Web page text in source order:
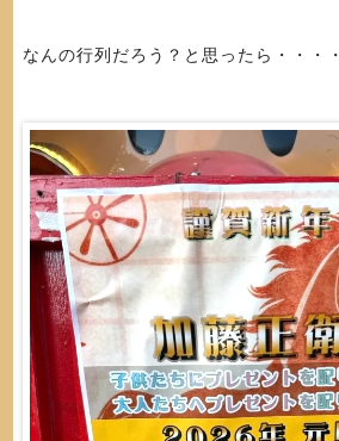
なんの行列だろう？と思ったら・・・・